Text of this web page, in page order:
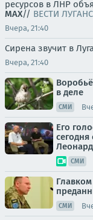
ресурсов в ЛНР
MAX// ВЕСТИ
Вчера, 21:40
Сирена звучит в
Вчера, 21:40
в деле
СМИ
Его
СМИ
СМИ